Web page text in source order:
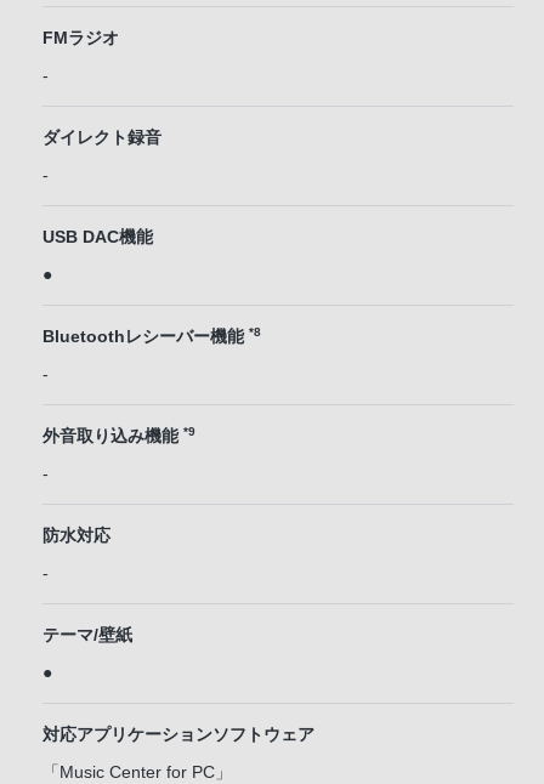
FMラジオ
-
ダイレクト録音
-
USB DAC機能
●
Bluetoothレシーバー機能 *8
-
外音取り込み機能 *9
-
防水対応
-
テーマ/壁紙
●
対応アプリケーションソフトウェア
「Music Center for PC」